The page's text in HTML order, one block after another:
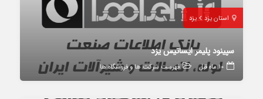
استان یزد یزد
سپینود پلیمر ایساتیس یزد
10 ماه قبل فهرست شرکت ها و فروشگاه ها